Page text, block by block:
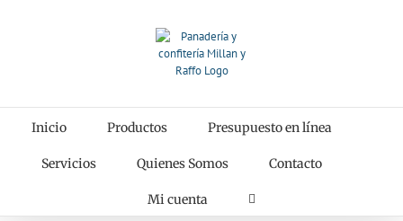
Inicio Productos Presupuesto en línea
Servicios Quienes Somos Contacto
Mi cuenta